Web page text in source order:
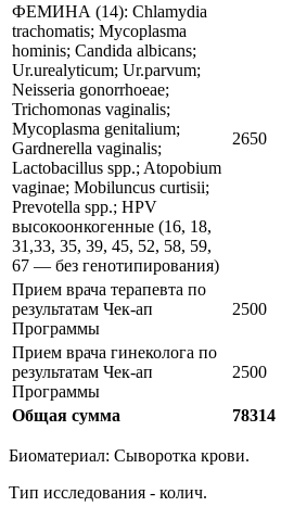
ФЕМИНА (14): Chlamydia
trachomatis; Mycoplasma
hominis; Candida albicans;
Ur.urealyticum; Ur.parvum;
Neisseria gonorrhoeae;
Trichomonas vaginalis;
Mycoplasma genitalium;
Gardnerella vaginalis;
Lactobacillus spp.; Atopobium
vaginae; Mobiluncus curtisii;
Prevotella spp.; HPV
высокоонкогенные (16, 18,
31,33, 35, 39, 45, 52, 58, 59,
67 — без генотипирования)
2650
Прием врача терапевта по
результатам Чек-ап
Программы
2500
Прием врача гинеколога по
результатам Чек-ап
Программы
2500
Общая сумма 78314
Биоматериал: Сыворотка крови.
Тип исследования - колич.